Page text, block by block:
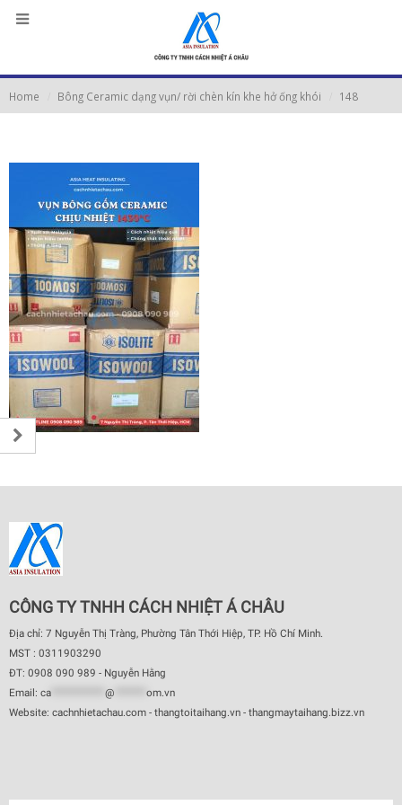
Home Bông Ceramic dạng vụn/ rời chèn kín khe hở ống khói 148
CÔNG TY TNHH CÁCH NHIỆT Á CHÂU
Địa chỉ: 7 Nguyễn Thị Tràng, Phường Tân Thới Hiệp, TP. Hồ Chí Minh.
MST : 0311903290
ĐT: 0908 090 989 - Nguyễn Hằng
Email: ca @
om.vn
Website: cachnhietachau.com - thangtoitaihang.vn - thangmaytaihang.bizz.vn